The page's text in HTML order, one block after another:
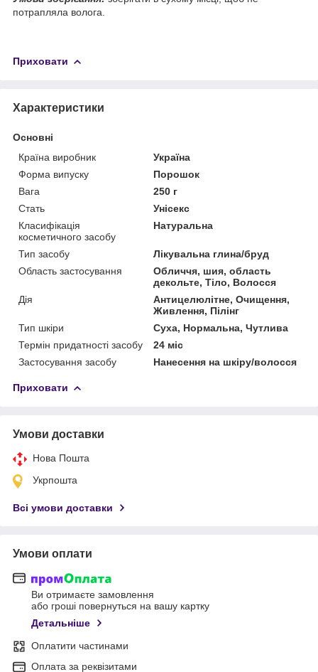
потрапляла волога.
Приховати
Характеристики
Основні
Країна виробник
Україна
Форма випуску
Порошок
Вага
250 г
Стать
Унісекс
Класифікація
косметичного засобу
Натуральна
Тип засобу
Лікувальна глина/бруд
Область застосування
Обличчя, шия, область
декольте, Тіло, Волосся
Дія
Антицелюлітне, Очищення,
Живлення, Пілінг
Тип шкіри
Суха, Нормальна, Чутлива
Термін придатності засобу
24 міс
Застосування засобу
Нанесення на шкіру/волосся
Приховати
Умови доставки
Нова Пошта
Укрпошта
Всі умови доставки
Умови оплати
Ви отримаєте замовлення
або гроші повернуться на вашу картку
Детальніше
Оплатити частинами
Оплата за реквізитами